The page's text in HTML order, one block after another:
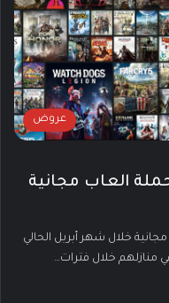
عروض
العاب مجانية
خلال شهر أبريل الحالي
منازلهم خلال فترات…